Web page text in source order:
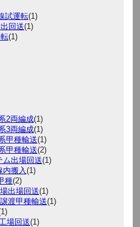
試運転(1)
回送(1)
(1)
2両編成(1)
3両編成(1)
甲種輸送(1)
甲種輸送(2)
ム出場回送(1)
搬入(1)
種(2)
出場回送(1)
渡甲種輸送(1)
場回送(1)